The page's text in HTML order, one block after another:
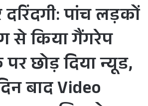
पांच लड़कों
से किया गैंगरेप
छोड़ दिया न्यूड,
बाद Video